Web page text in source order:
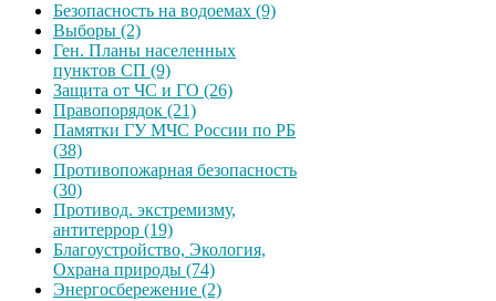
Безопасность на водоемах (9)
Выборы (2)
Ген. Планы населенных
пунктов СП (9)
Защита от ЧС и ГО (26)
Правопорядок (21)
Памятки ГУ МЧС России по РБ
(38)
Противопожарная безопасность
(30)
Противод. экстремизму,
антитеррор (19)
Благоустройство, Экология,
Охрана природы (74)
Энергосбережение (2)